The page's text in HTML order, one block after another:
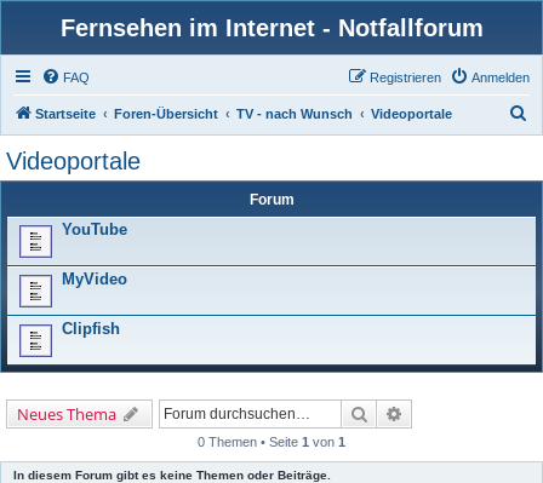
Fernsehen im Internet - Notfallforum
FAQ Anmelden
Registrieren
Startseite Foren-Übersicht TV - nach Wunsch Videoportale
Videoportale
Forum
YouTube
MyVideo
Clipfish
Neues Thema Suche
0 Themen • Seite 1 von 1
In diesem Forum gibt es keine Themen oder Beiträge.